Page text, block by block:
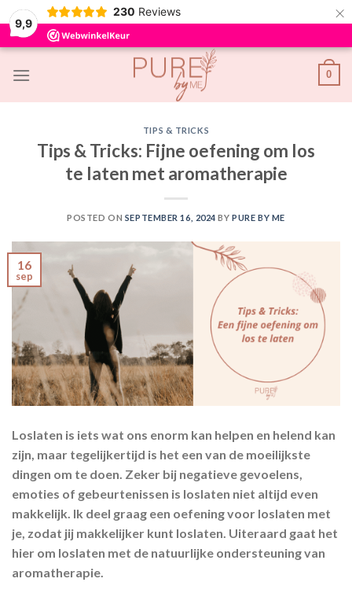
9,9
230 Reviews ×
Skip
0
TIPS & TRICKS
Tips & Tricks: Fijne oefening om los
te laten met aromatherapie
POSTED ON SEPTEMBER 16, 2024 BYPURE BY ME
16
sep
Loslaten is iets wat ons enorm kan helpen en helend kan
zijn, maar tegelijkertijd is het een van de moeilijkste
dingen om te doen. Zeker bij negatieve gevoelens,
emoties of gebeurtenissen is loslaten niet altijd even
makkelijk. Ik deel graag een oefening voor loslaten met
je, zodat jij makkelijker kunt loslaten. Uiteraard gaat het
hier om loslaten met de natuurlijke ondersteuning van
aromatherapie.